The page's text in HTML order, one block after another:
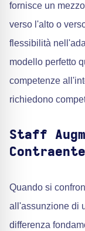
fornisce un
verso l'alto o
flessibilità
modello perfetto
competenze
richiedono
Staff
Quando si
all'assunzione di
differenza